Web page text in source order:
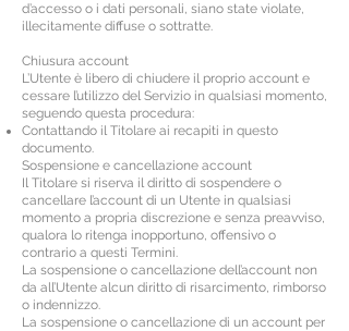
d’accesso o i dati personali, siano state violate,
illecitamente diffuse o sottratte.
Chiusura account
L’Utente è libero di chiudere il proprio account e
cessare l’utilizzo del Servizio in qualsiasi momento,
seguendo questa procedura:
Contattando il Titolare ai recapiti in questo
documento.
Sospensione e cancellazione account
Il Titolare si riserva il diritto di sospendere o
cancellare l’account di un Utente in qualsiasi
momento a propria discrezione e senza preavviso,
qualora lo ritenga inopportuno, offensivo o
contrario a questi Termini.
La sospensione o cancellazione dell’account non
da all’Utente alcun diritto di risarcimento, rimborso
o indennizzo.
La sospensione o cancellazione di un account per